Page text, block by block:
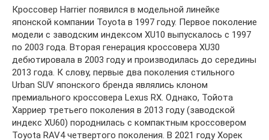
Кроссовер Harrier появился в модельной линейке
японской компании Toyota в 1997 году. Первое поколение
модели с заводским индексом XU10 выпускалось с 1997
по 2003 года. Вторая генерация кроссовера XU30
дебютировала в 2003 году и производилась до середины
2013 года. К слову, первые два поколения стильного
Urban SUV японского бренда являлись клоном
премиального кроссовера Lexus RX. Однако, Тойота
Харриер третьего поколения в 2013 году (заводской
индекс XU60) породнилась с компактным кроссовером
Toyota RAV4 четвертого поколения. В 2021 году Хорек